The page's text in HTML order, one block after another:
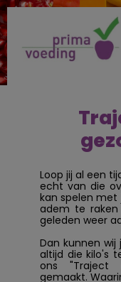
Loop jij al een
echt van die
kan spelen met
adem te
geleden weer
Dan kunnen
altijd die kilo's
ons "Traject
gemaakt.